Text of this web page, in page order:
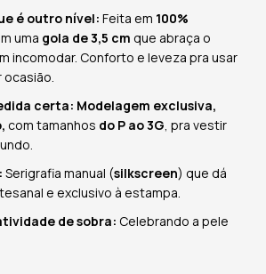
é outro nível: Feita em 100%
uma gola de 3,5 cm que abraça o
incomodar. Conforto e leveza pra usar
ocasião.
certa: Modelagem exclusiva,
com tamanhos do P ao 3G, pra vestir
Serigrafia manual (silkscreen) que dá
e exclusivo à estampa.
de sobra: Celebrando a pele